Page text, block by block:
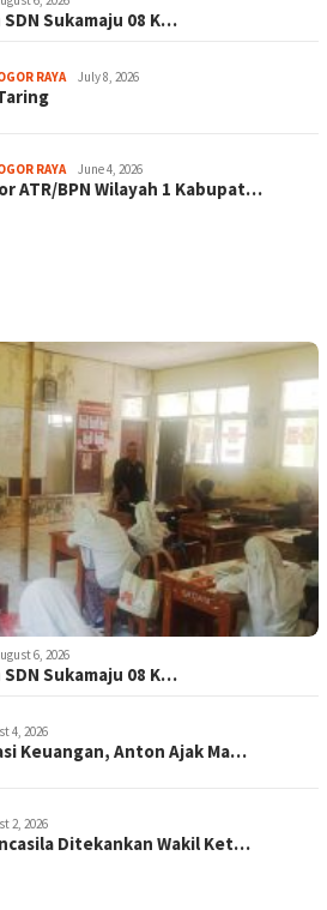
Sukamaju 08 K…
RAYA July 8, 2026
RAYA June 4, 2026
ATR/BPN Wilayah 1 Kabupat…
6, 2026
Sukamaju 08 K…
4, 2026
Keuangan, Anton Ajak Ma…
2, 2026
Ditekankan Wakil Ket…